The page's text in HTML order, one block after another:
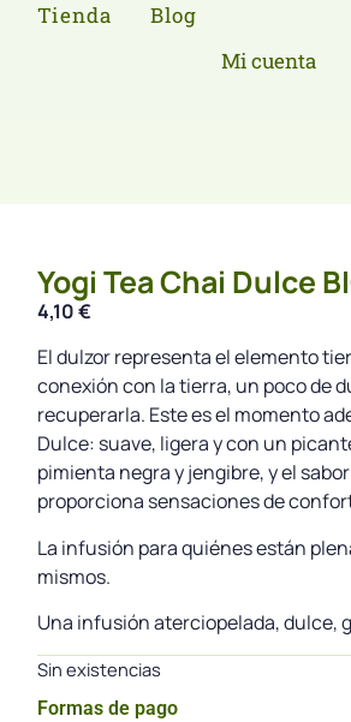
Tienda
Blog
Mi cuenta
Yogi Tea Chai Dulce
4,10€
El dulzor representa el elemento
conexión con la tierra, un poco de
recuperarla. Este es el momento
Dulce: suave, ligera y con un
pimienta negra y jengibre, y el
proporciona sensaciones de
La infusión para quiénes están
mismos.
Una infusión aterciopelada, dulce,
Sin existencias
Formas de pago